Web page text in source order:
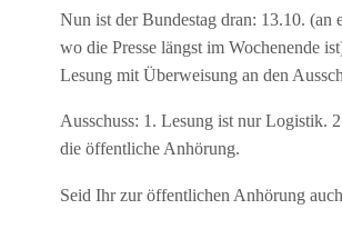
Nun ist der Bundestag dran: 13.10. (an
wo die Presse längst im Wochenende
Lesung mit Überweisung an den
Ausschuss: 1. Lesung ist nur Logistik.
die öffentliche Anhörung.
Seid Ihr zur öffentlichen Anhörung